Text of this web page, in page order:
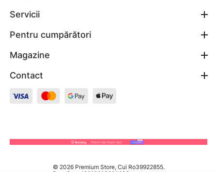
Servicii
Pentru cumpărători
Magazine
Contact
© 2026 Premium Store, Cui Ro39922855.